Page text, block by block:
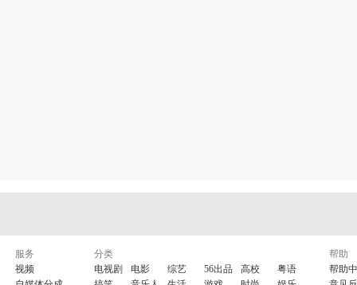
服务
视频
分类
电视剧
电影 综艺 56出品 高校
粤语
帮助
帮助